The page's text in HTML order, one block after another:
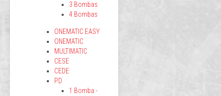
3 Bombas
4 Bombas
ONEMATIC EASY
ONEMATIC
MULTIMATIC
CESE
CEDE
PD
1 Bomba -